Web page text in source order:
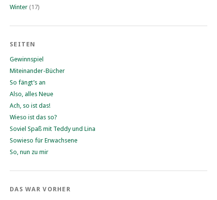
Winter (17)
SEITEN
Gewinnspiel
Miteinander-Bücher
So fängt’s an
Also, alles Neue
Ach, so ist das!
Wieso ist das so?
Soviel Spaß mit Teddy und Lina
Sowieso für Erwachsene
So, nun zu mir
DAS WAR VORHER